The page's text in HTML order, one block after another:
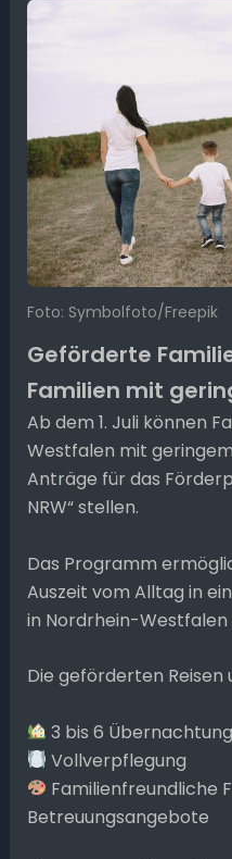
Foto: Symbolfoto/Freepik
Geförderte
Familien mit
Ab dem 1. Juli können
Westfalen mit
Anträge für das
NRW“ stellen.
Das Programm
Auszeit vom Alltag in
in Nordrhein-
Die geförderten Reisen
3 bis 6
Vollverpflegung
Familienfreundliche
Betreuungsangebote